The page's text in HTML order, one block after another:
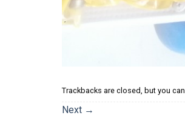
Trackbacks are closed, but you can
Next →